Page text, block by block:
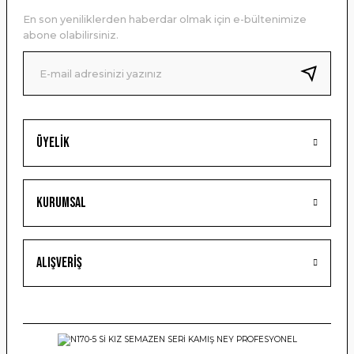
Ürün bilgilerinde hatalar bulunuyor.
Ürün fiyatı diğer sitelerden daha pahalı.
Bu ürüne benzer farklı alternatifler olmalı.
Gönder
Üyelik
Kurumsal
Alışveriş
En son yeniliklerden haberdar olmak için e-bültenimize
abone olabilirsiniz.